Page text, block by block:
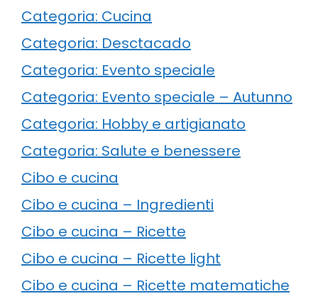
Categoria: Cucina
Categoria: Desctacado
Categoria: Evento speciale
Categoria: Evento speciale – Autunno
Categoria: Hobby e artigianato
Categoria: Salute e benessere
Cibo e cucina
Cibo e cucina – Ingredienti
Cibo e cucina – Ricette
Cibo e cucina – Ricette light
Cibo e cucina – Ricette matematiche